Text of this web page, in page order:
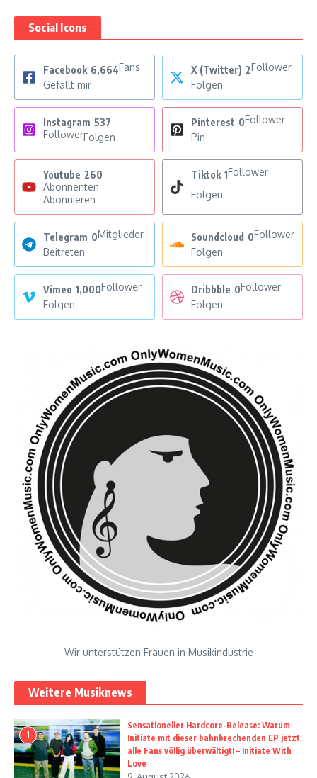
Social Icons
Facebook 6,664Fans
Gefällt mir
X (Twitter) 2Follower
Folgen
Instagram 537
FollowerFolgen
Pinterest 0Follower
Pin
Youtube 260
Abonnenten
Abonnieren
Tiktok 1Follower
Folgen
Telegram 0Mitglieder
Beitreten
Soundcloud 0Follower
Folgen
Vimeo 1,000Follower
Folgen
Dribbble 0Follower
Folgen
Wir unterstützen Frauen in Musikindustrie
Weitere Musiknews
1
Sensationeller Hardcore-Release: Warum
Initiate mit dieser bahnbrechenden EP jetzt
alle Fans völlig überwältigt! – Initiate With
Love